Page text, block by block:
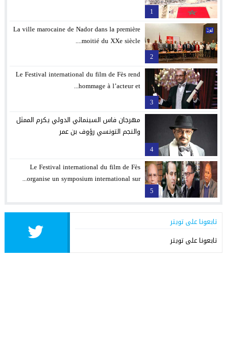
1
2
La ville marocaine de Nador dans la première
moitié du XXe siècle....
3
Le Festival international du film de Fès rend
hommage à l’acteur et...
4
مهرجان فاس السينمائي الدولي يكرم الممثل
والنجم التونسي رؤوف بن عمر
5
Le Festival international du film de Fès
organise un symposium international sur...
تابعونا على تويتر
تابعونا على تويتر